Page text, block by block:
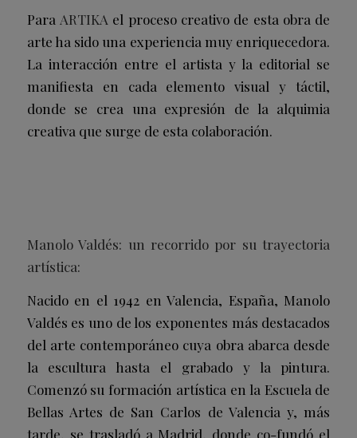
Para ARTIKA el proceso creativo de esta obra de
arte ha sido una experiencia muy enriquecedora.
La interacción entre el artista y la editorial se
manifiesta en cada elemento visual y táctil,
donde se crea una expresión de la alquimia
creativa que surge de esta colaboración.
Manolo Valdés: un recorrido por su trayectoria
artística:
Nacido en el 1942 en Valencia, España, Manolo
Valdés es uno de los exponentes más destacados
del arte contemporáneo cuya obra abarca desde
la escultura hasta el grabado y la pintura.
Comenzó su formación artística en la Escuela de
Bellas Artes de San Carlos de Valencia y, más
tarde, se trasladó a Madrid, donde co-fundó el